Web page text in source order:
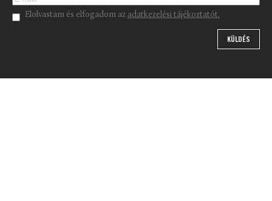
Please leave this field empty.
Elolvastam és elfogadom az adatkezelési tájékoztatót.